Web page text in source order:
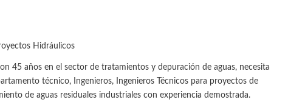
45 años en el sector de tratamientos y depuración de aguas, necesita
técnico, Ingenieros, Ingenieros Técnicos para proyectos de
de aguas residuales industriales con experiencia demostrada.